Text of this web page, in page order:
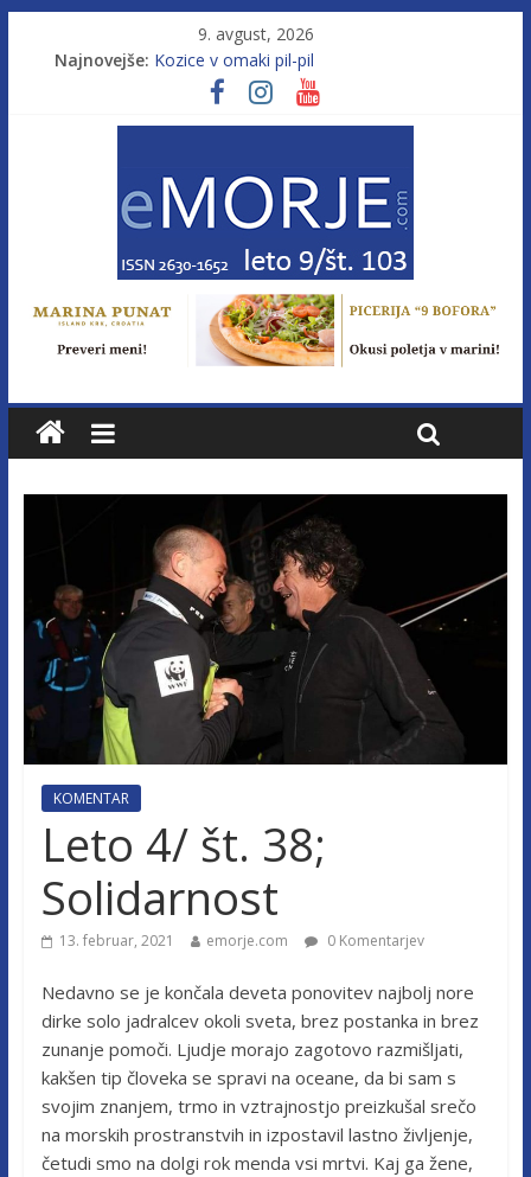
9. avgust, 2026
Najnovejše: Kozice v omaki pil-pil
Leto 9, št. 103; Licenca brez morja
Od morja do gorja 11
KOMENTAR
Leto 4/ št. 38;
Solidarnost
13. februar, 2021 emorje.com 0 Komentarjev
Nedavno se je končala deveta ponovitev najbolj nore
dirke solo jadralcev okoli sveta, brez postanka in brez
zunanje pomoči. Ljudje morajo zagotovo razmišljati,
kakšen tip človeka se spravi na oceane, da bi sam s
svojim znanjem, trmo in vztrajnostjo preizkušal srečo
na morskih prostranstvih in izpostavil lastno življenje,
četudi smo na dolgi rok menda vsi mrtvi. Kaj ga žene,